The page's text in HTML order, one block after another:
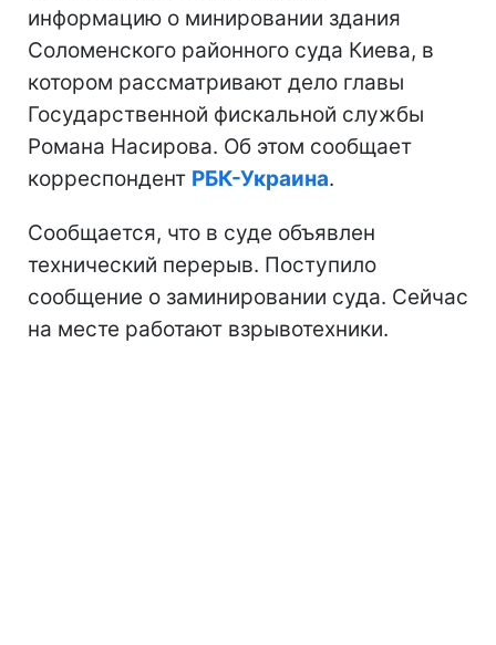
информацию о минировании здания
Соломенского районного суда Киева, в
котором рассматривают дело главы
Государственной фискальной службы
Романа Насирова. Об этом сообщает
корреспондент РБК-Украина.
Сообщается, что в суде объявлен
технический перерыв. Поступило
сообщение о заминировании суда. Сейчас
на месте работают взрывотехники.